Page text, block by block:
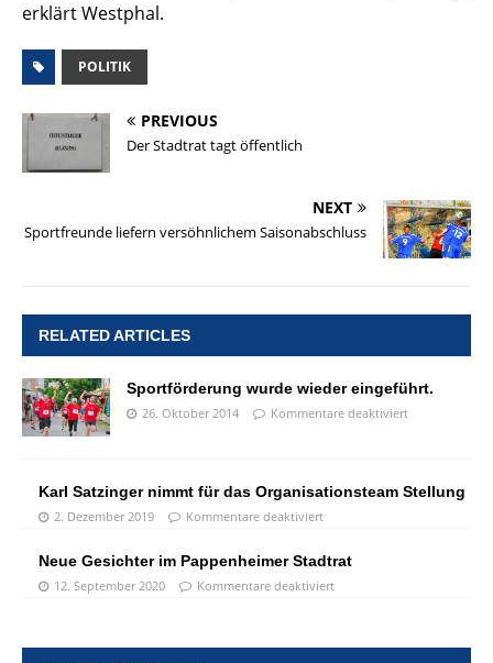
erklärt Westphal.
POLITIK
PREVIOUS
Der Stadtrat tagt öffentlich
NEXT
Sportfreunde liefern versöhnlichem Saisonabschluss
RELATED ARTICLES
Sportförderung wurde wieder eingeführt.
26. Oktober 2014 Kommentare deaktiviert
Karl Satzinger nimmt für das Organisationsteam Stellung
2. Dezember 2019 Kommentare deaktiviert
Neue Gesichter im Pappenheimer Stadtrat
12. September 2020 Kommentare deaktiviert